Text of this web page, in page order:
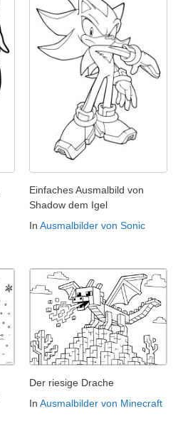
Einfaches Ausmalbild von
Shadow dem Igel
In Ausmalbilder von Sonic
Der riesige Drache
In Ausmalbilder von Minecraft